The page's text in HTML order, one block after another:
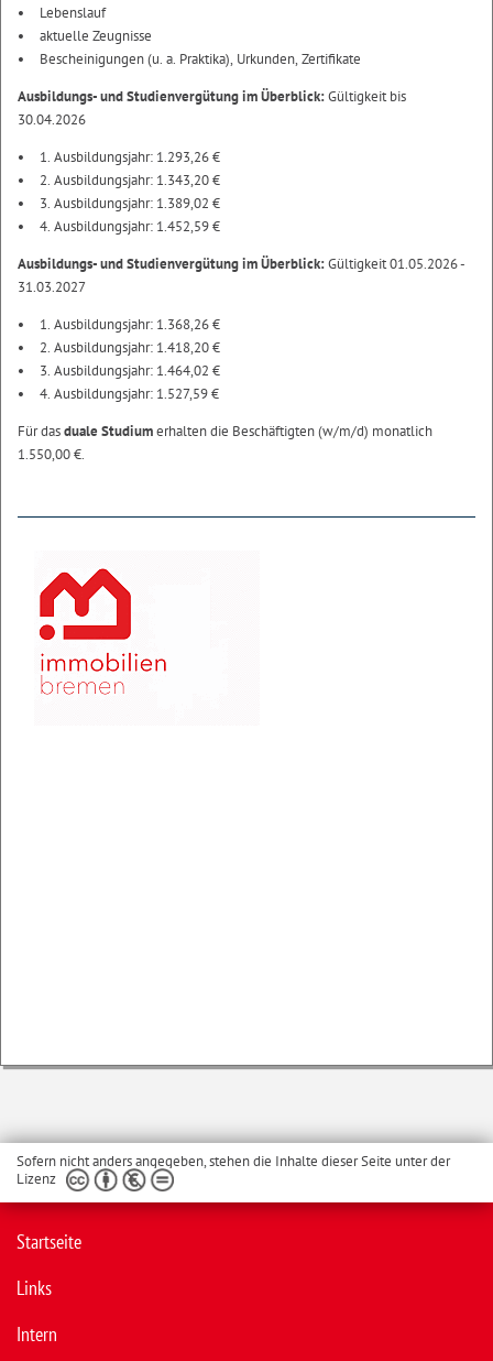
Lebenslauf
aktuelle Zeugnisse
Bescheinigungen (u. a. Praktika), Urkunden, Zertifikate
Ausbildungs- und Studienvergütung im Überblick:Gültigkeit bis
30.04.2026
1. Ausbildungsjahr: 1.293,26 €
2. Ausbildungsjahr: 1.343,20 €
3. Ausbildungsjahr: 1.389,02 €
4. Ausbildungsjahr: 1.452,59 €
Ausbildungs- und Studienvergütung im Überblick:Gültigkeit 01.05.2026 -
31.03.2027
1. Ausbildungsjahr: 1.368,26 €
2. Ausbildungsjahr: 1.418,20 €
3. Ausbildungsjahr: 1.464,02 €
4. Ausbildungsjahr: 1.527,59 €
Für dasduale Studiumerhalten die Beschäftigten (w/m/d) monatlich
1.550,00 €.
Sofern nicht anders angegeben, stehen die Inhalte dieser Seite unter der
Lizenz
Startseite
Links
Intern